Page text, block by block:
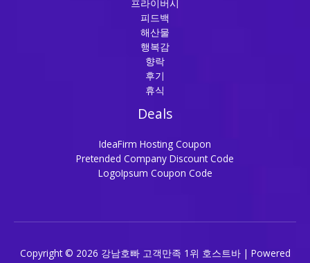
프라이버시
피드백
해산물
행복감
향락
후기
휴식
Deals
IdeaFirm Hosting Coupon
Pretended Company Discount Code
LogoIpsum Coupon Code
Copyright © 2026 강남호빠 고객만족 1위 호스트바 | Powered